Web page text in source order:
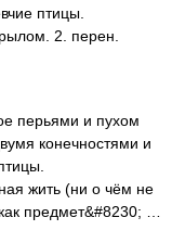
птицы.
2. перен.
перьями и пухом
конечностями и
жить (ни о чём не
предмет&#8230; …